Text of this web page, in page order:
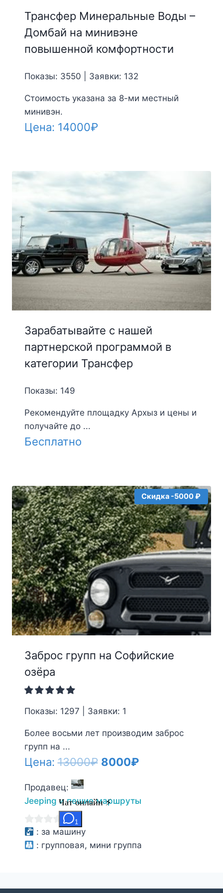
Трансфер Минеральные Воды –
Домбай на минивэне
повышенной комфортности
Показы: 3550 | Заявки: 132
Стоимость указана за 8-ми местный
минивэн.
Цена: 14000₽
Зарабатывайте с нашей
партнерской программой в
категории Трансфер
Показы: 149
Рекомендуйте площадку Архыз и цены и
получайте до ...
Бесплатно
Скидка -5000 ₽
Заброс групп на Софийские
озёра
Показы: 1297 | Заявки: 1
Более восьми лет производим заброс
групп на ...
Цена:13000₽ Первоначальная
составляла
8000₽Текущая
8000₽.
Продавец:
Jeeping и пешие маршруты
0
из
: за машину
: групповая, мини группа